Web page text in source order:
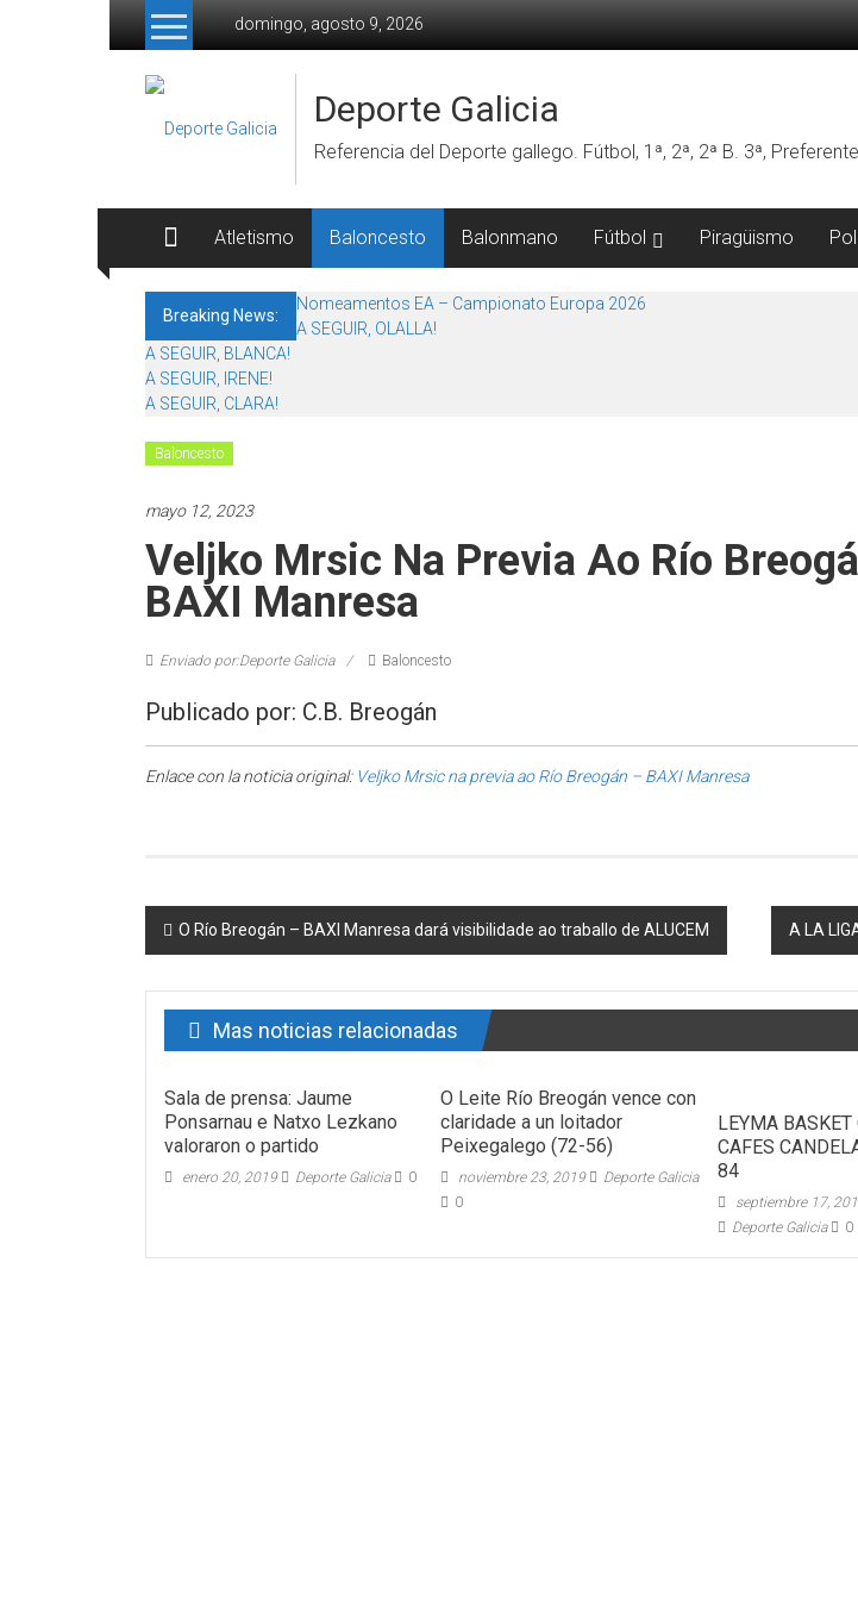
Skip to content
domingo, agosto 9, 2026
Deporte Galicia
Referencia del Deporte gallego. Fútbol, 1ª, 2ª, 2ª B. 3ª,
Atletismo Baloncesto Balonmano Fútbol Piragüismo
Breaking News:
Nomeamentos EA – Campionato Europa 2026
A SEGUIR, OLALLA!
A SEGUIR, BLANCA!
A SEGUIR, IRENE!
A SEGUIR, CLARA!
Baloncesto
mayo 12, 2023
Veljko Mrsic Na Previa Ao Río
BAXI Manresa
Enviado por:Deporte Galicia Baloncesto
Publicado por: C.B. Breogán
Enlace con la noticia original: Veljko Mrsic na previa ao Río Breogán – BAXI Manresa
Post navigation
O Río Breogán – BAXI Manresa dará visibilidade ao traballo de ALUCEM A LA
Mas noticias relacionadas
Sala de prensa: Jaume
Ponsarnau e Natxo Lezkano
valoraron o partido
enero 20, 2019 Deporte Galicia 0
O Leite Río Breogán vence con
claridade a un loitador
Peixegalego (72-56)
noviembre 23, 2019
Deporte Galicia
0
LEYMA
CAFES
84
septiembre 17,
Deporte Galicia
0